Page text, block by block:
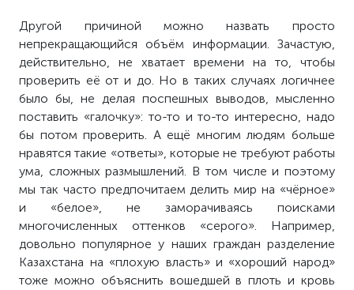
Другой причиной можно назвать просто
непрекращающийся объём информации. Зачастую,
действительно, не хватает времени на то, чтобы
проверить её от и до. Но в таких случаях логичнее
было бы, не делая поспешных выводов, мысленно
поставить «галочку»: то-то и то-то интересно, надо
бы потом проверить. А ещё многим людям больше
нравятся такие «ответы», которые не требуют работы
ума, сложных размышлений. В том числе и поэтому
мы так часто предпочитаем делить мир на «чёрное»
и «белое», не заморачиваясь поисками
многочисленных оттенков «серого». Например,
довольно популярное у наших граждан разделение
Казахстана на «плохую власть» и «хороший народ»
тоже можно объяснить вошедшей в плоть и кровь